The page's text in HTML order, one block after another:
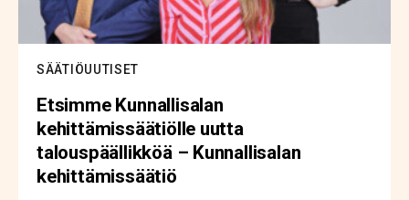
SÄÄTIÖUUTISET
Etsimme Kunnallisalan
kehittämissäätiölle uutta
talouspäällikköä – Kunnallisalan
kehittämissäätiö